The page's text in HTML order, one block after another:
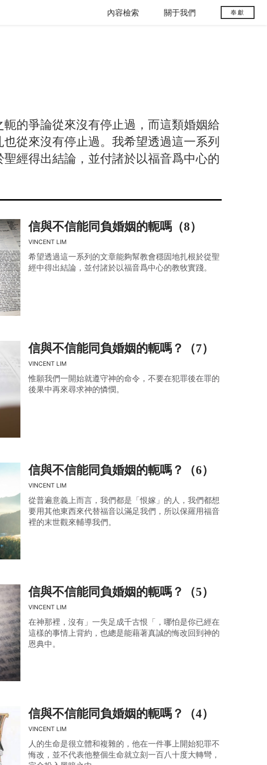
內容檢索 關于我們 奉獻
的爭論從來沒有停止過，而這類婚姻給
從來沒有停止過。我希望透過這一系列
經得出結論，並付諸於以福音爲中心的
信與不信能同負婚姻的軛嗎（8）
VINCENT LIM
希望透過這一系列的文章能夠幫教會穩固地扎根於從聖
經中得出結論，並付諸於以福音爲中心的教牧實踐。
信與不信能同負婚姻的軛嗎？（7）
VINCENT LIM
惟願我們一開始就遵守神的命令，不要在犯罪後在罪的
後果中再來尋求神的憐憫。
信與不信能同負婚姻的軛嗎？（6）
VINCENT LIM
從普遍意義上而言，我們都是「恨嫁」的人，我們都想
要用其他東西來代替福音以滿足我們，所以保羅用福音
裡的末世觀來輔導我們。
信與不信能同負婚姻的軛嗎？（5）
VINCENT LIM
在神那裡，沒有」一失足成千古恨「，哪怕是你已經在
這樣的事情上背約，也總是能藉著真誠的悔改回到神的
恩典中。
信與不信能同負婚姻的軛嗎？（4）
VINCENT LIM
人的生命是很立體和複雜的，他在一件事上開始犯罪不
悔改，並不代表他整個生命就立刻一百八十度大轉彎，